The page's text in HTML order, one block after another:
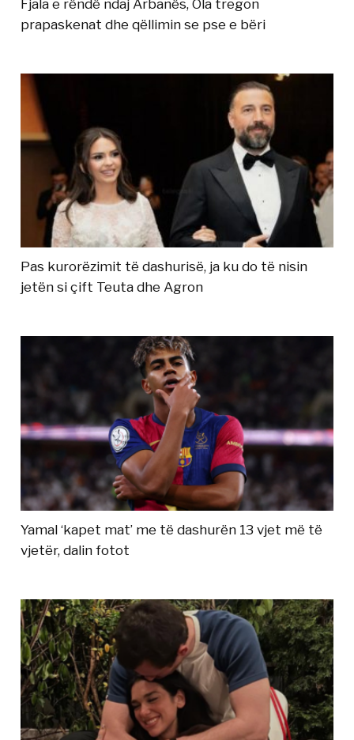
Fjala e rëndë ndaj Arbanës, Ola tregon
prapaskenat dhe qëllimin se pse e bëri
Pas kurorëzimit të dashurisë, ja ku do të nisin
jetën si çift Teuta dhe Agron
Yamal ‘kapet mat’ me të dashurën 13 vjet më të
vjetër, dalin fotot